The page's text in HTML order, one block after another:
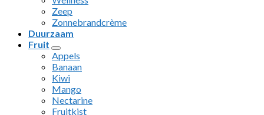
Zeep
Zonnebrandcrème
Duurzaam
Fruit
Appels
Banaan
Kiwi
Mango
Nectarine
Fruitkist